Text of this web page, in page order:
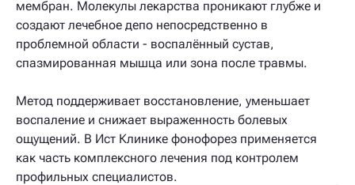
мембран. Молекулы лекарства проникают глубже и
создают лечебное депо непосредственно в
проблемной области - воспалённый сустав,
спазмированная мышца или зона после травмы.
Метод поддерживает восстановление, уменьшает
воспаление и снижает выраженность болевых
ощущений. В Ист Клинике фонофорез применяется
как часть комплексного лечения под контролем
профильных специалистов.